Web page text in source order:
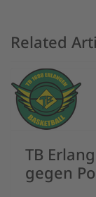
Related
TB
gegen